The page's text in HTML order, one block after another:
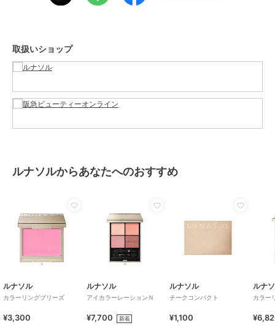
原産国
取扱いショップ
ルナソルからあなたへのおすすめ
ルナソル
カラーリングブリーズ
¥3,300
ルナソル
アイカラーレーションＮ
¥7,700 新着
ルナソル
チークコンパクト
¥1,100
ルナ
カラー